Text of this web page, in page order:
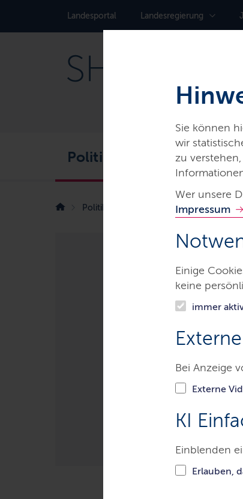
Sie können
wir
zu
Wer unsere
Impressum
Einige
keine
immer
Bei Anzeige
Externe
KI
Einblenden
Erlauben,
Landes­portal Landes­regierung
Politik Service
Politik Fahrgäste profitieren von
Fahrgäste
und Büchen
Madsen eröffnet